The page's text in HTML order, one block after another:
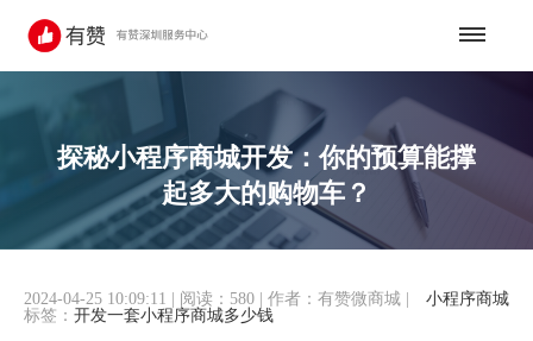
探秘小程序商城开发：你的预算能撑
起多大的购物车？
小程序商城
2024-04-25 10:09:11 阅读：580 作者：有赞微商城
标签： 开发一套小程序商城多少钱